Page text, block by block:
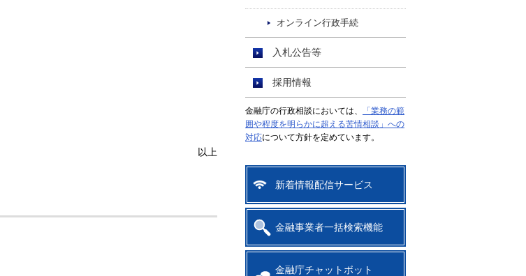
以上
オンライン行政手続
入札公告等
採用情報
金融庁の行政相談においては、
「業務の範
囲や程度を明らかに超える苦情相談」への
対応について方針を定めています。
新着情報配信サービス
金融事業者一括検索機能
金融庁チャットボット